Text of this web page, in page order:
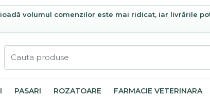
volumul comenzilor este mai ridicat, iar livrările
PASARI ROZATOARE FARMACIE VETERINARA